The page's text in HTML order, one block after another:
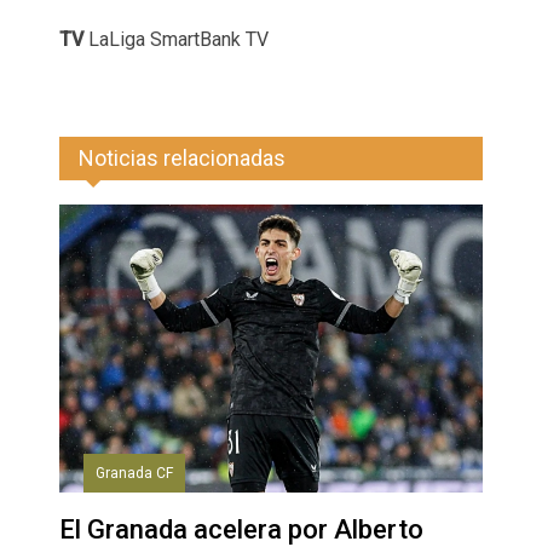
TV LaLiga SmartBank TV
Noticias relacionadas
Granada CF
El Granada acelera por Alberto